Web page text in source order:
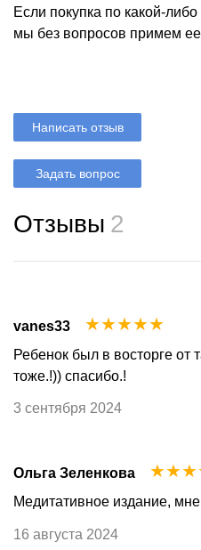
Если покупка по какой-
мы без вопросов примем
Написать отзыв
Задать вопрос
Отзывы 2
vanes33 ☆
☆
☆
☆
☆
Ребенок был в восторге от
тоже.!)) спасибо.!
3 сентября 2024
Ольга Зеленкова ☆
☆
☆
Медитативное издание,
16 августа 2024